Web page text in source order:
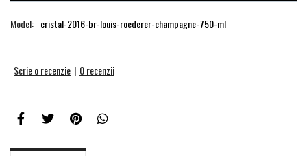
Model: cristal-2016-br-louis-roederer-champagne-750-ml
Scrie o recenzie | 0 recenzii